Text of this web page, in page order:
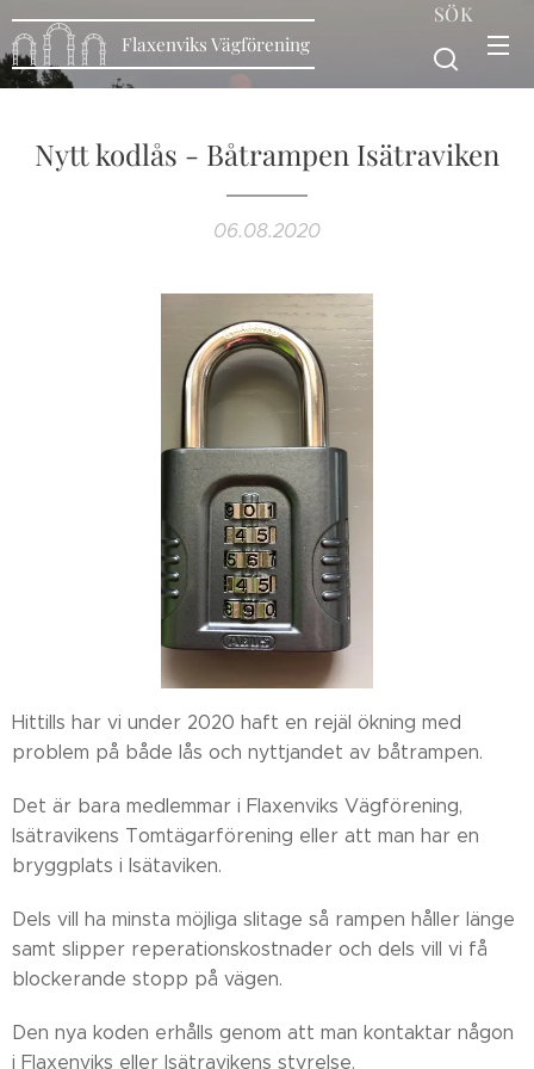
Flaxenviks Vägförening
SÖK
Nytt kodlås - Båtrampen Isätraviken
06.08.2020
Hittills har vi under 2020 haft en rejäl ökning med
problem på både lås och nyttjandet av båtrampen.
Det är bara medlemmar i Flaxenviks Vägförening,
Isätravikens Tomtägarförening eller att man har en
bryggplats i Isätaviken.
Dels vill ha minsta möjliga slitage så rampen håller länge
samt slipper reperationskostnader och dels vill vi få
blockerande stopp på vägen.
Den nya koden erhålls genom att man kontaktar någon
i Flaxenviks eller Isätravikens styrelse.